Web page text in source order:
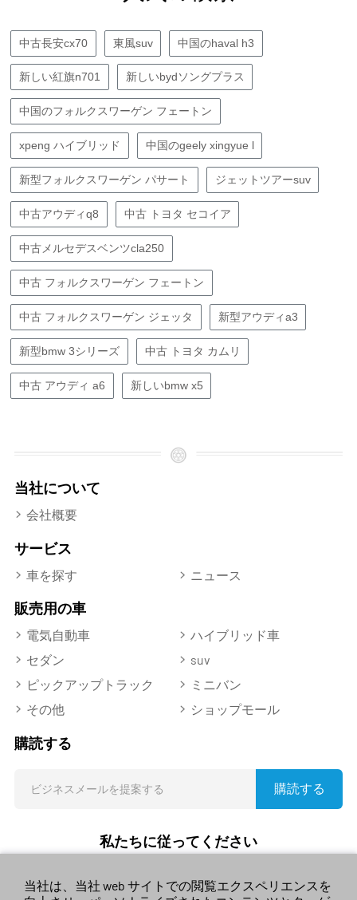
中古長安cx70 東風suv 中国のhaval h3
新しい紅旗n701 新しいbydソングプラス
中国のフォルクスワーゲン フェートン
xpeng ハイブリッド 中国のgeely xingyue l
新型フォルクスワーゲン パサート ジェットツアーsuv
中古アウディq8 中古 トヨタ セコイア
中古メルセデスベンツcla250
中古 フォルクスワーゲン フェートン
中古 フォルクスワーゲン ジェッタ 新型アウディa3
新型bmw 3シリーズ 中古 トヨタ カムリ
中古 アウディ a6 新しいbmw x5
当社について
会社概要
サービス
車を探す ニュース
販売用の車
電気自動車
ハイブリッド車
セダン
suv
ピックアップトラック
ミニバン
その他
ショップモール
購読する
購読する
私たちに従ってください
当社は、当社 web サイトでの閲覧エクスペリエンスを